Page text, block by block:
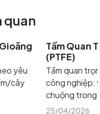
quan
yêu
cây
Tầm Quan
(PTFE)
Tầm quan
công nghiệp:
chuộng trong
25/04/2026